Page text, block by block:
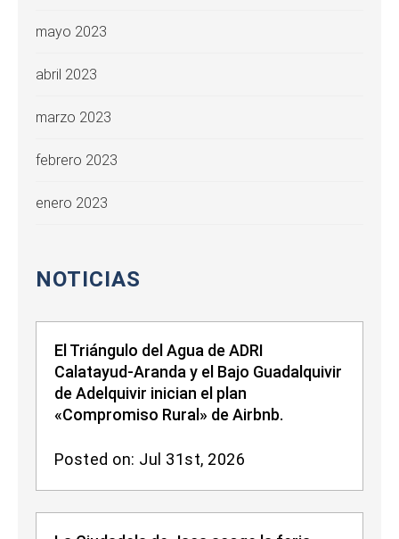
mayo 2023
abril 2023
marzo 2023
febrero 2023
enero 2023
NOTICIAS
El Triángulo del Agua de ADRI
Calatayud-Aranda y el Bajo Guadalquivir
de Adelquivir inician el plan
«Compromiso Rural» de Airbnb.
Posted on: Jul 31st, 2026